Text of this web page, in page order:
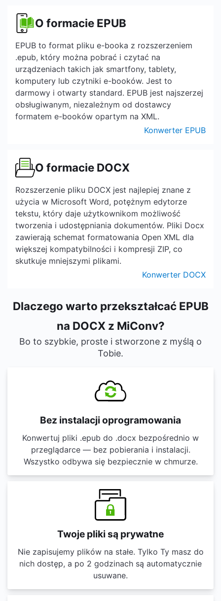
O formacie EPUB
EPUB to format pliku e-booka z rozszerzeniem
.epub, który można pobrać i czytać na
urządzeniach takich jak smartfony, tablety,
komputery lub czytniki e-booków. Jest to
darmowy i otwarty standard. EPUB jest najszerzej
obsługiwanym, niezależnym od dostawcy
formatem e-booków opartym na XML.
Konwerter EPUB
O formacie DOCX
Rozszerzenie pliku DOCX jest najlepiej znane z
użycia w Microsoft Word, potężnym edytorze
tekstu, który daje użytkownikom możliwość
tworzenia i udostępniania dokumentów. Pliki Docx
zawierają schemat formatowania Open XML dla
większej kompatybilności i kompresji ZIP, co
skutkuje mniejszymi plikami.
Konwerter DOCX
Dlaczego warto przekształcać EPUB
na DOCX z MiConv?
Bo to szybkie, proste i stworzone z myślą o
Tobie.
Bez instalacji oprogramowania
Konwertuj pliki .epub do .docx bezpośrednio w
przeglądarce — bez pobierania i instalacji.
Wszystko odbywa się bezpiecznie w chmurze.
Twoje pliki są prywatne
Nie zapisujemy plików na stałe. Tylko Ty masz do
nich dostęp, a po 2 godzinach są automatycznie
usuwane.